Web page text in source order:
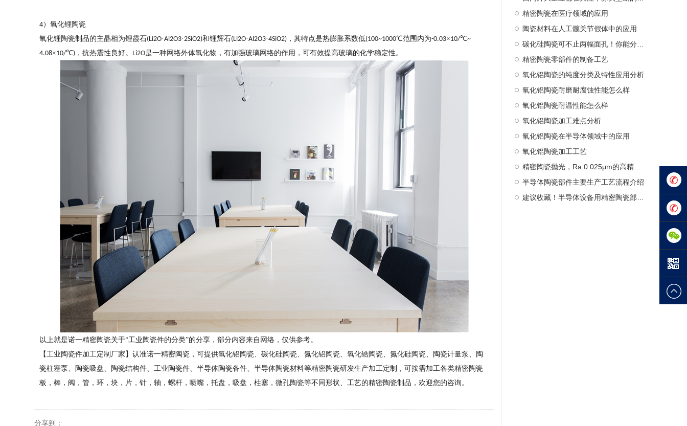
4）氧化锂陶瓷
氧化锂陶瓷制品的主晶相为锂霞石(Li2O·Al2O3·2SiO2)和锂辉石(Li2O·Al2O3·4SiO2) ，其特点是热膨胀系数低(100~1000℃范围内为-0.03×10/℃~
4.08×10/℃) ，抗热震性良好。 Li2O是一种网络外体氧化物，有加强玻璃网络的作用，可有效提高玻璃的化学稳定性。
以上就是诺一精密陶瓷关于“工业陶瓷件的分类”的分享， 部分内容来自网络，仅供参考。
【工业陶瓷件加工定制厂家】认准诺一精密陶瓷，可提供氧化铝陶瓷、碳化硅陶瓷、氮化铝陶瓷、氧化锆陶瓷、氮化硅陶瓷、陶瓷计量泵、陶
瓷柱塞泵、陶瓷吸盘、陶瓷结构件、工业陶瓷件、半导体陶瓷备件、半导体陶瓷材料等精密陶瓷研发生产加工定制，可按需加工各类精密陶瓷
板，棒，阀，管，环，块，片，针，轴，螺杆，喷嘴，托盘，吸盘，柱塞，微孔陶瓷等不同形状、工艺的精密陶瓷制品，欢迎您的咨询。
分享到：
精密陶瓷在医疗领域的应用
陶瓷材料在人工髋关节假体中的应用
精密陶瓷零部件的制备工艺
氧化铝陶瓷的纯度分类及特性应用分析
氧化铝陶瓷耐磨耐腐蚀性能怎么样
氧化铝陶瓷耐温性能怎么样
氧化铝陶瓷加工难点分析
氧化铝陶瓷在半导体领域中的应用
氧化铝陶瓷加工工艺
半导体陶瓷部件主要生产工艺流程介绍
0769-
133-
1845-
9100